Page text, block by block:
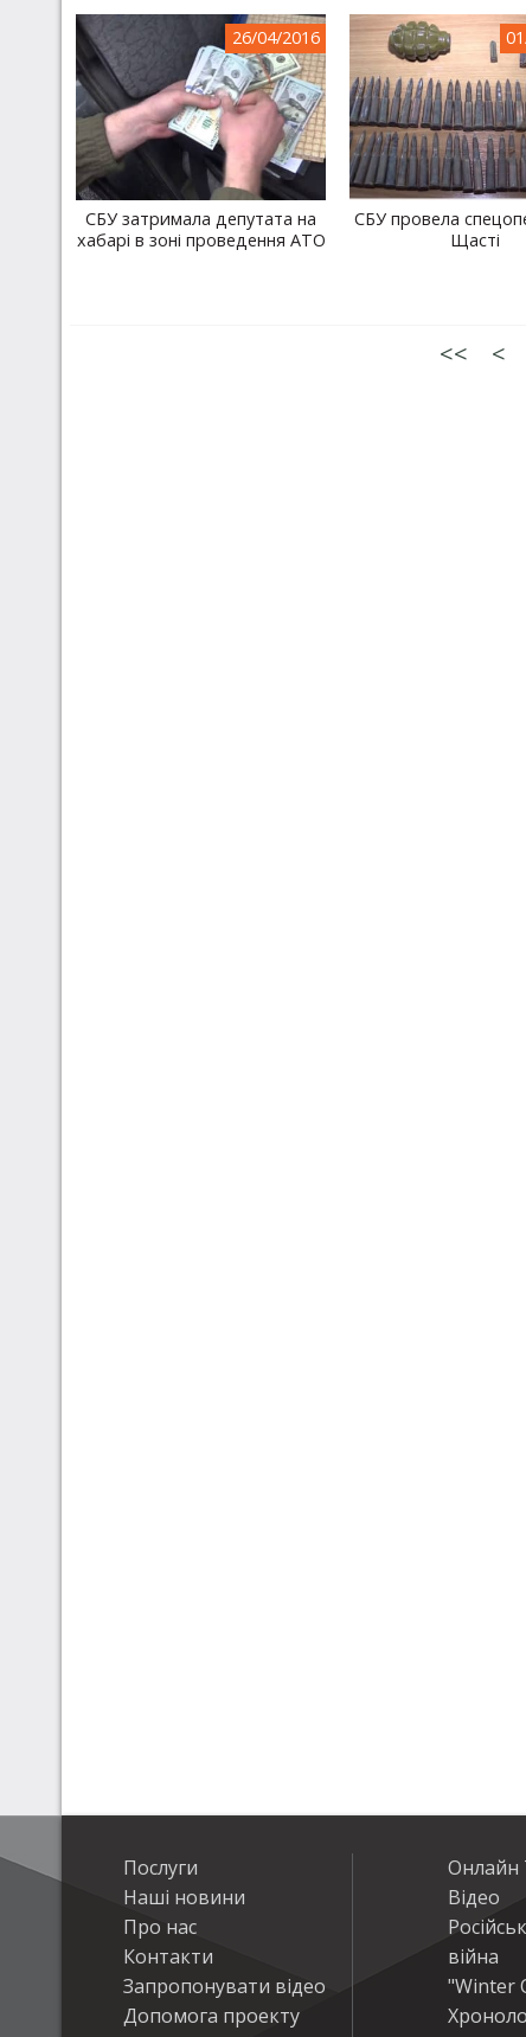
26/04/2016
СБУ затримала депутата на
хабарі в зоні проведення АТО
СБУ провела
Щасті
<< <
Послуги
Наші новини
Про нас
Контакти
Запропонувати відео
Допомога проекту
Онлайн
Відео
війна
"Winter